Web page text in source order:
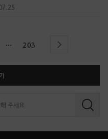
... 203 next
검